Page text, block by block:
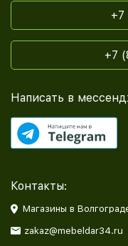
+7
+7
Написать в
Контакты:
Магазины в
zakaz@mebeldar34.ru